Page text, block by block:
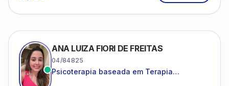
ANA LUIZA FIORI DE FREITAS
04/84825
Psicoterapia baseada em Terapia